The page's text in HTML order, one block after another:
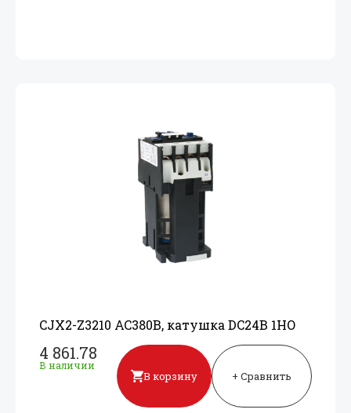
CJX2-Z3210 AC380В, катушка DC24В 1НО
4 861.78
В наличии
В корзину + Сравнить